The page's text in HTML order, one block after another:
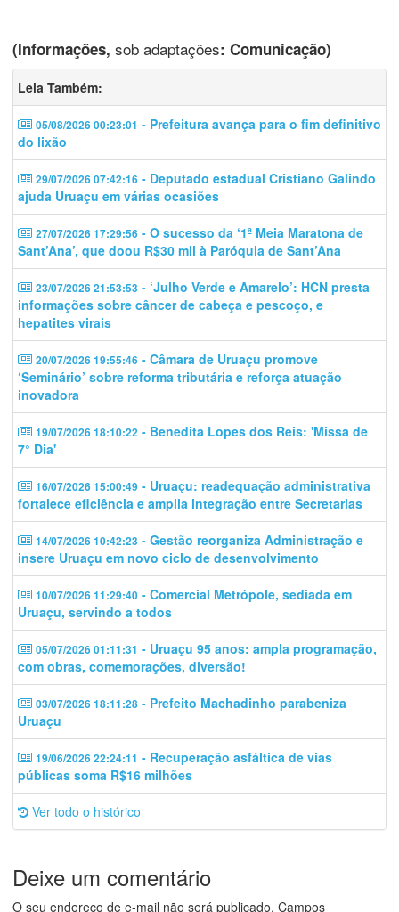
(Informações, sob adaptações: Comunicação)
Leia Também:
05/08/2026 00:23:01 - Prefeitura avança para o fim definitivo
do lixão
29/07/2026 07:42:16 - Deputado estadual Cristiano Galindo
ajuda Uruaçu em várias ocasiões
27/07/2026 17:29:56 - O sucesso da ‘1ª Meia Maratona de
Sant’Ana’, que doou R$30 mil à Paróquia de Sant’Ana
23/07/2026 21:53:53 - ‘Julho Verde e Amarelo’: HCN presta
informações sobre câncer de cabeça e pescoço, e
hepatites virais
20/07/2026 19:55:46 - Câmara de Uruaçu promove
‘Seminário’ sobre reforma tributária e reforça atuação
inovadora
19/07/2026 18:10:22 - Benedita Lopes dos Reis: 'Missa de
7° Dia'
16/07/2026 15:00:49 - Uruaçu: readequação administrativa
fortalece eficiência e amplia integração entre Secretarias
14/07/2026 10:42:23 - Gestão reorganiza Administração e
insere Uruaçu em novo ciclo de desenvolvimento
10/07/2026 11:29:40 - Comercial Metrópole, sediada em
Uruaçu, servindo a todos
05/07/2026 01:11:31 - Uruaçu 95 anos: ampla programação,
com obras, comemorações, diversão!
03/07/2026 18:11:28 - Prefeito Machadinho parabeniza
Uruaçu
19/06/2026 22:24:11 - Recuperação asfáltica de vias
públicas soma R$16 milhões
Ver todo o histórico
Deixe um comentário
O seu endereço de e-mail não será publicado. Campos